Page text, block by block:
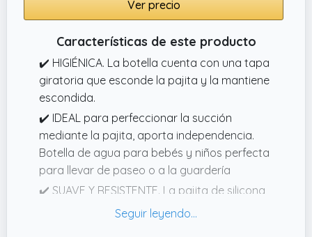
Ver precio
Características de este producto
✔️ HIGIÉNICA. La botella cuenta con una tapa
giratoria que esconde la pajita y la mantiene
escondida.
✔️ IDEAL para perfeccionar la succión
mediante la pajita, aporta independencia.
Botella de agua para bebés y niños perfecta
para llevar de paseo o a la guardería
✔️ SUAVE Y RESISTENTE. La pajita de silicona
es suave pero muy resistente, protege sus